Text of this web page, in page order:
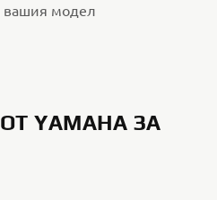
вашия модел
YAMAHA ЗА